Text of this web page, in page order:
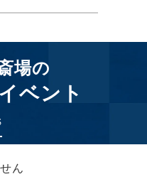
場の
ベント
ん